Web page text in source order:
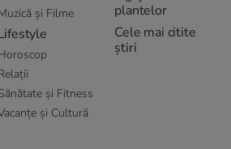
și Filme
și Fitness
și Cultură
plantelor
Cele mai citite
știri